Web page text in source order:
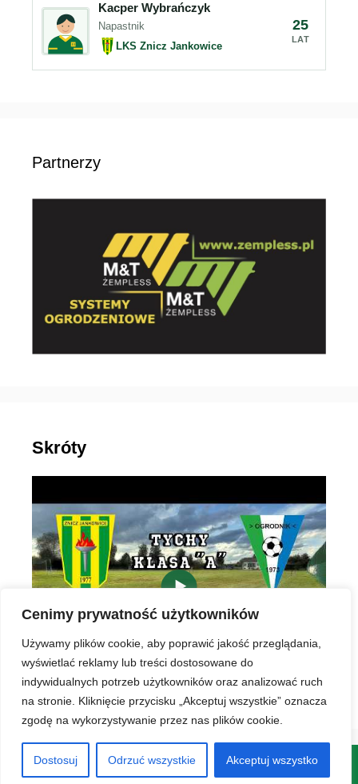
Cenimy prywatność użytkowników
Używamy plików cookie, aby poprawić jakość przeglądania,
wyświetlać reklamy lub treści dostosowane do
indywidualnych potrzeb użytkowników oraz analizować ruch
na stronie. Kliknięcie przycisku „Akceptuj wszystkie” oznacza
zgodę na wykorzystywanie przez nas plików cookie.
Dostosuj Odrzuć wszystkie Akceptuj wszystko
Kacper Wybrańczyk
Napastnik
LKS Znicz Jankowice
25
LAT
Partnerzy
Skróty
▶
© 2026 LKS Znicz Jankowice • Zbudowany z GeneratePress